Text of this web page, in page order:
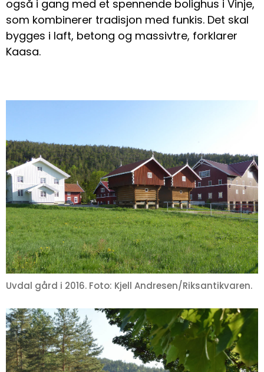
også i gang med et spennende bolighus i Vinje,
som kombinerer tradisjon med funkis. Det skal
bygges i laft, betong og massivtre, forklarer
Kaasa.
Uvdal gård i 2016. Foto: Kjell Andresen/Riksantikvaren.